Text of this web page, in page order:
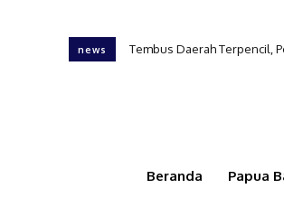
news Tembus Daerah Terpencil,
Beranda Papua